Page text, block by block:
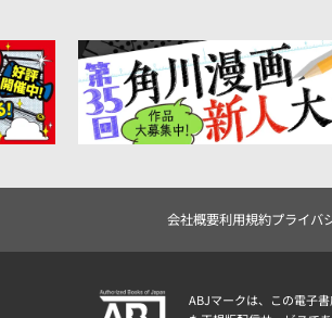
会社概要利用規約プライバ
ABJマークは、この電子